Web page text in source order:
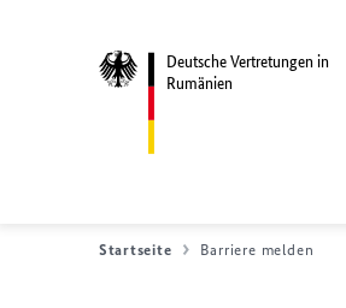
Deutsche Vertretungen in
Rumänien
Startseite Barriere melden